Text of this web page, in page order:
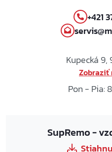
+421
Kupecká 9,
Zobraziť
Pon - Pia:
SupRemo -